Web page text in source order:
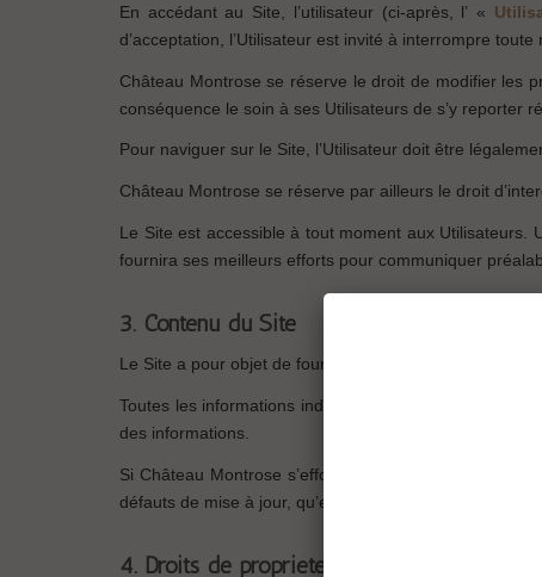
En accédant au Site, l’utilisateur (ci-après, l’ «
d’acceptation, l’Utilisateur est invité à interrompre toute
Château Montrose se réserve le droit de modifier les
conséquence le soin à ses Utilisateurs de s’y reporter
Pour naviguer sur le Site, l’Utilisateur doit être
Château Montrose se réserve par ailleurs le droit
Le Site est accessible à tout moment aux
fournira ses meilleurs efforts pour communiquer
3. Contenu du Site
Le Site a pour objet de fournir une information
Toutes les informations indiquées sur le Site sont
des informations.
Si Château Montrose s’efforce de fournir sur le Site
défauts de mise à jour, qu’elles soient de son fait ou
4. Droits de propriété intellectuelle